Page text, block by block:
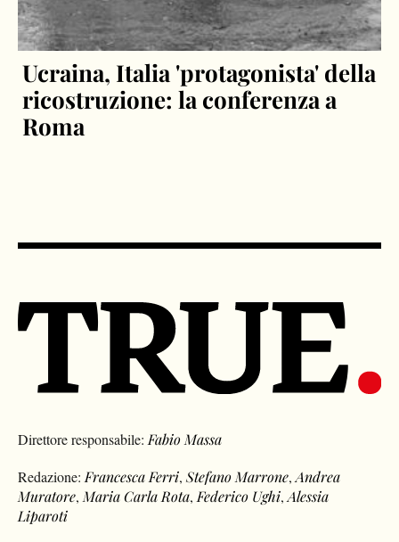
Ucraina, Italia 'protagonista' della
ricostruzione: la conferenza a
Roma
Direttore responsabile: Fabio Massa
Redazione: Francesca Ferri,Stefano Marrone,Andrea
Muratore, Maria Carla Rota, Federico Ughi,Alessia
Liparoti